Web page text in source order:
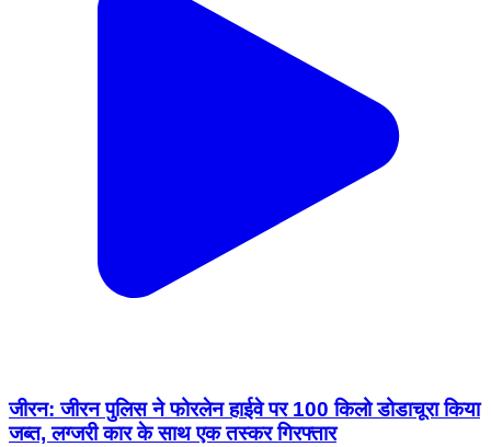
जीरन: जीरन पुलिस ने फोरलेन हाईवे पर 100 किलो डोडाचूरा किया
जब्त, लग्जरी कार के साथ एक तस्कर गिरफ्तार